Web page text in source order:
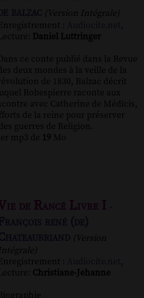
(Version Intégrale)
:
,
Daniel Luttringer
ce conte publié dans la Revue
deux mondes à la veille de la
de 1830, Balzac décrit
Robespierre raconte aux
avec Catherine de Médicis,
de la reine pour préserver
guerres de Religion.
mp3 de 19 Mo
de Rancé Livre I -
(Version
:
,
Christiane-Jehanne